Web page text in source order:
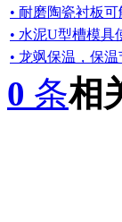
• 耐磨陶瓷衬板
• 水泥U型槽模具
• 龙飒保温，保
0 条相